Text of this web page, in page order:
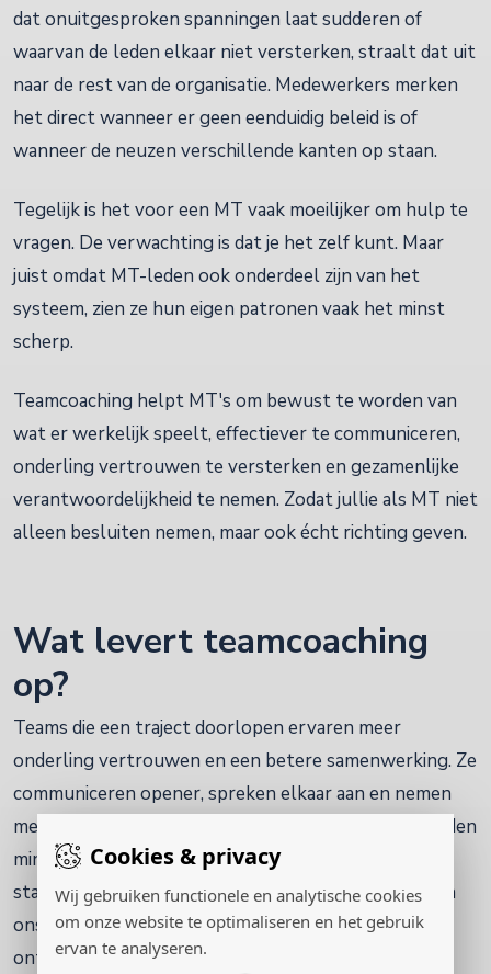
Cookies & privacy
Wij gebruiken functionele en analytische cookies
om onze website te optimaliseren en het gebruik
ervan te analyseren.
dat onuitgesproken spanningen laat sudderen of
waarvan de leden elkaar niet versterken, straalt dat uit
naar de rest van de organisatie. Medewerkers merken
het direct wanneer er geen eenduidig beleid is of
wanneer de neuzen verschillende kanten op staan.
Tegelijk is het voor een MT vaak moeilijker om hulp te
vragen. De verwachting is dat je het zelf kunt. Maar
juist omdat MT-leden ook onderdeel zijn van het
systeem, zien ze hun eigen patronen vaak het minst
scherp.
Teamcoaching helpt MT's om bewust te worden van
wat er werkelijk speelt, effectiever te communiceren,
onderling vertrouwen te versterken en gezamenlijke
verantwoordelijkheid te nemen. Zodat jullie als MT niet
alleen besluiten nemen, maar ook écht richting geven.
Wat levert teamcoaching
op?
Teams die een traject doorlopen ervaren meer
onderling vertrouwen en een betere samenwerking. Ze
communiceren opener, spreken elkaar aan en nemen
meer verantwoordelijkheid voor het geheel. Ze worden
minder afhankelijk van de leidinggevende en meer in
staat om zichzelf bij te sturen. Niet omdat ze het van
ons hebben geleerd, maar omdat ze het zelf hebben
ontdekt en geoefend.